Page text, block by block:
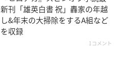
新刊「雄英白書 祝」轟家の年越
し&年末の大掃除をするA組など
を収録
1コメント